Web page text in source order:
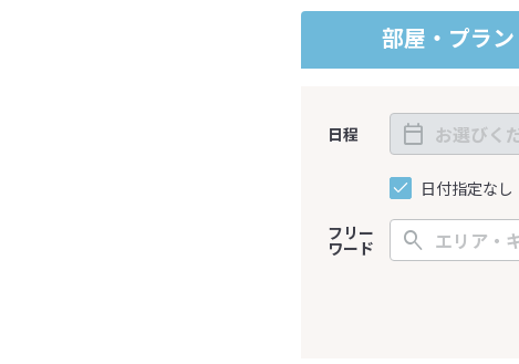
部屋・プラン
日程
日付指定なし
フリー
ワード